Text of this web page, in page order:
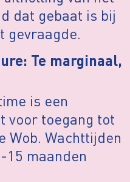
dat gebaat is bij
gevraagde.
Te marginaal,
is een
voor toegang tot
Wob. Wachttijden
15 maanden